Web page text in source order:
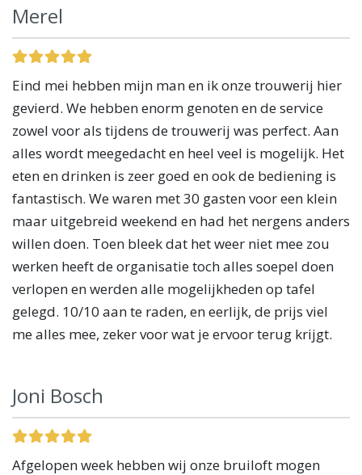
Merel
Eind mei hebben mijn man en ik onze trouwerij hier
gevierd. We hebben enorm genoten en de service
zowel voor als tijdens de trouwerij was perfect. Aan
alles wordt meegedacht en heel veel is mogelijk. Het
eten en drinken is zeer goed en ook de bediening is
fantastisch. We waren met 30 gasten voor een klein
maar uitgebreid weekend en had het nergens anders
willen doen. Toen bleek dat het weer niet mee zou
werken heeft de organisatie toch alles soepel doen
verlopen en werden alle mogelijkheden op tafel
gelegd. 10/10 aan te raden, en eerlijk, de prijs viel
me alles mee, zeker voor wat je ervoor terug krijgt.
Joni Bosch
Afgelopen week hebben wij onze bruiloft mogen